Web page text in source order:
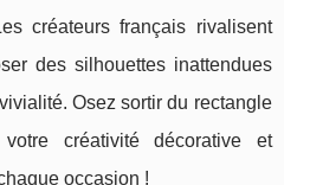
créateurs français rivalisent
des silhouettes inattendues
Osez sortir du rectangle
créativité décorative et
occasion !